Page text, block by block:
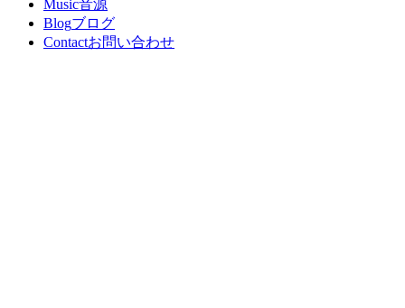
Music音源
Blogブログ
Contactお問い合わせ